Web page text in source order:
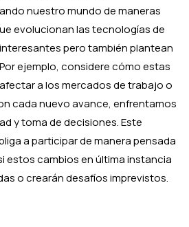
nuestro mundo de maneras
evolucionan las tecnologías de
pero también plantean
ejemplo, considere cómo estas
a los mercados de trabajo o
cada nuevo avance, enfrentamos
y toma de decisiones. Este
a participar de manera pensada
estos cambios en última instancia
o crearán desafíos imprevistos.